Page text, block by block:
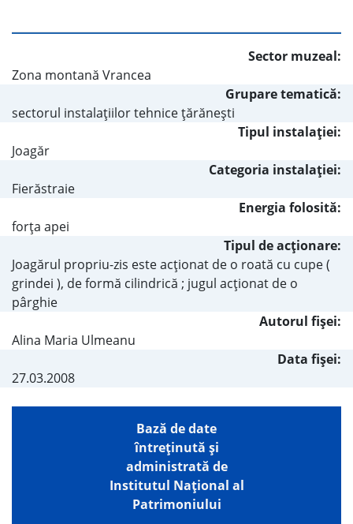
Sector muzeal:
Zona montană Vrancea
Grupare tematică:
sectorul instalaţiilor tehnice ţărăneşti
Tipul instalaţiei:
Joagăr
Categoria instalaţiei:
Fierăstraie
Energia folosită:
forţa apei
Tipul de acţionare:
Joagărul propriu-zis este acţionat de o roată cu cupe (
grindei ), de formă cilindrică ; jugul acţionat de o
pârghie
Autorul fişei:
Alina Maria Ulmeanu
Data fișei:
27.03.2008
Bază de date
întreţinută şi
administrată de
Institutul Național al
Patrimoniului